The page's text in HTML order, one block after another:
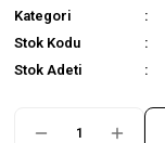
Kategori
Stok Kodu
Stok Adeti